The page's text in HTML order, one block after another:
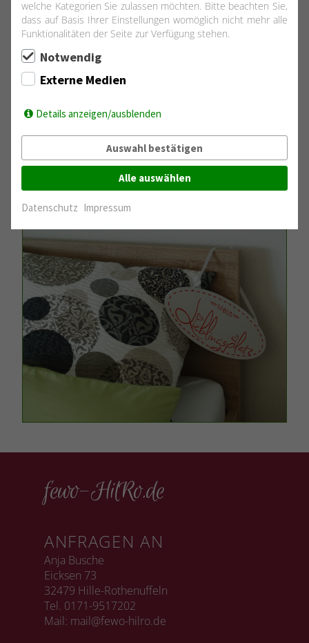
fewo-HilRo.de
ANFRAGEN AN
Anja Busche
Eicksen 73
32479 Hille-Rothenuffeln
Tel. 0171-9517202
Mail: mail@fewo-hilro.de
welche Kategorien Sie zulassen möchten. Bitte beachten Sie,
dass auf Basis Ihrer Einstellungen womöglich nicht mehr alle
Funktionalitäten der Seite zur Verfügung stehen.
Notwendig
Externe Medien
Details anzeigen/ausblenden
Auswahl bestätigen
Alle auswählen
Datenschutz Impressum